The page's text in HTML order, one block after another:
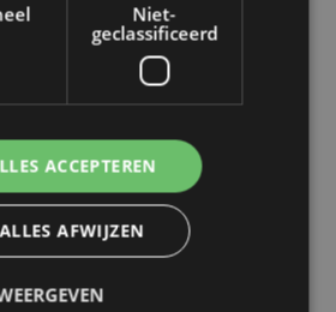
vr 7 augustus | 16:12
Zulte Waregem start
tegen Racing Genk:
ambitie beperken?"
Niet-
geclassificeerd
ACCEPTEREN
ALLES AFWIJZEN